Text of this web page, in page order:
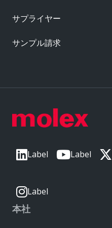
Label Label
Label
本社
サプライヤー
サンプル請求